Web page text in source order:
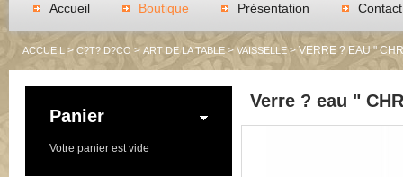
Accueil Boutique Présentation Contact
Panier
Votre panier est vide
ACCUEIL > C?T? D?CO > ART DE LA TABLE> VAISSELLE> VERRE ? EAU "
Verre ? eau "